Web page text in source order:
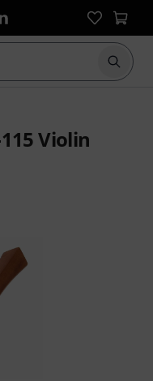
Börja
Violin
kundbetyg